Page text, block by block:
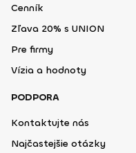
Cenník
Zľava 20% s UNION
Pre firmy
Vízia a hodnoty
PODPORA
Kontaktujte nás
Najčastejšie otázky